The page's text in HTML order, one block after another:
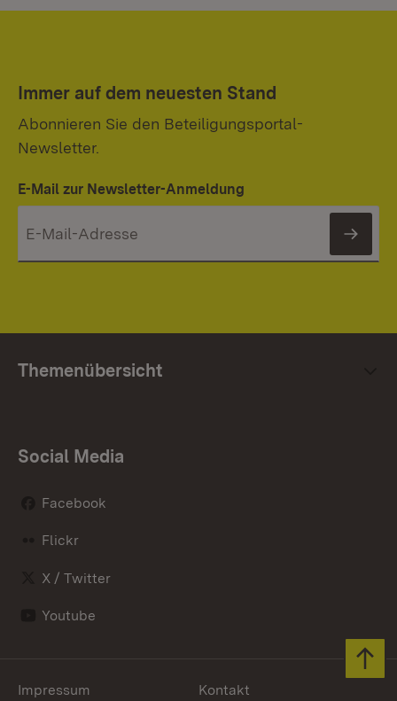
Immer auf dem neuesten Stand
Abonnieren Sie den Beteiligungsportal-
Newsletter.
E-Mail zur Newsletter-Anmeldung
Themenübersicht
Social Media
Facebook
Flickr
X / Twitter
Youtube
Impressum Kontakt